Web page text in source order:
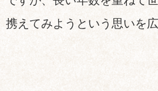
携えてみようという思いを